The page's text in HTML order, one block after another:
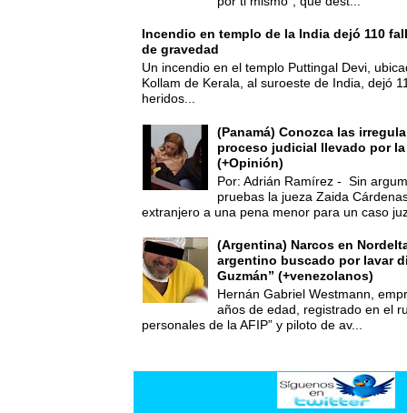
Incendio en templo de la India dejó 110
de gravedad
Un incendio en el templo Puttingal Devi,
Kollam de Kerala, al suroeste de India, dejó
heridos...
(Panamá) Conozca las
proceso judicial llevado por
(+Opinión)
Por: Adrián Ramírez - Sin
pruebas la jueza Zaida
extranjero a una pena menor para un caso
(Argentina) Narcos en
argentino buscado por lavar
Guzmán” (+venezolanos)
Hernán Gabriel Westmann,
años de edad, registrado en el
personales de la AFIP” y piloto de av...